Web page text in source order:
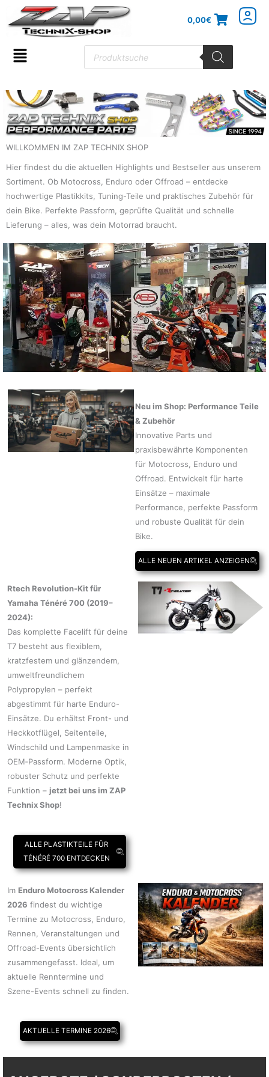
Inhalt
springen
0,00€
Flyout
Products
search
WILLKOMMEN IM ZAP TECHNIX SHOP
Hier findest du die aktuellen Highlights und Bestseller aus unserem
Sortiment. Ob Motocross, Enduro oder Offroad – entdecke
hochwertige Plastikkits, Tuning-Teile und praktisches Zubehör für
dein Bike. Perfekte Passform, geprüfte Qualität und schnelle
Lieferung – alles, was dein Motorrad braucht.
Neu im Shop: Performance Teile
& Zubehör
Innovative Parts und
praxisbewährte Komponenten
für Motocross, Enduro und
Offroad. Entwickelt für harte
Einsätze – maximale
Performance, perfekte Passform
und robuste Qualität für dein
Bike.
ALLE NEUEN ARTIKEL ANZEIGEN
Rtech Revolution-Kit für
Yamaha Ténéré 700 (2019–
2024):
Das komplette Facelift für deine
T7 besteht aus flexiblem,
kratzfestem und glänzendem,
umweltfreundlichem
Polypropylen – perfekt
abgestimmt für harte Enduro-
Einsätze. Du erhältst Front- und
Heckkotflügel, Seitenteile,
Windschild und Lampenmaske in
OEM‑Passform. Moderne Optik,
robuster Schutz und perfekte
Funktion – jetzt bei uns im ZAP
Technix Shop!
ALLE PLASTIKTEILE FÜR
TÉNÉRÉ 700 ENTDECKEN
Im Enduro Motocross Kalender
2026 findest du wichtige
Termine zu Motocross, Enduro,
Rennen, Veranstaltungen und
Offroad-Events übersichtlich
zusammengefasst. Ideal, um
aktuelle Renntermine und
Szene-Events schnell zu finden.
AKTUELLE TERMINE 2026